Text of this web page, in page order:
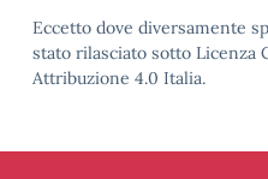
Eccetto dove diversamente
stato rilasciato sotto Licenza
Attribuzione 4.0 Italia.